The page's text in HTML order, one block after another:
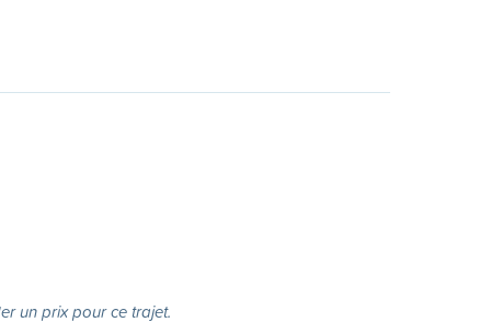
un prix pour ce trajet.